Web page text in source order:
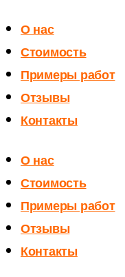
О нас
Стоимость
Примеры работ
Отзывы
Контакты
О нас
Стоимость
Примеры работ
Отзывы
Контакты